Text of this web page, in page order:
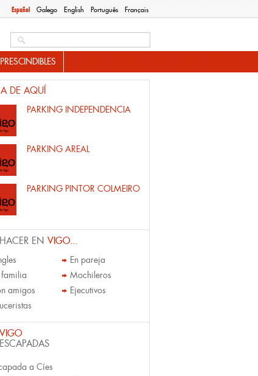
Español Galego English Português Français
DE AQUÍ
PARKING INDEPENDENCIA
PARKING AREAL
PARKING PINTOR COLMEIRO
EN VIGO...
En pareja
familia
Mochileros
amigos
Ejecutivos
VIGO
ESCAPADAS
a Cíes